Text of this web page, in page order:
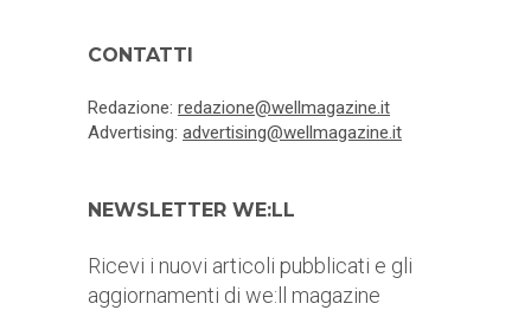
CONTATTI
Redazione: redazione@wellmagazine.it
Advertising: advertising@wellmagazine.it
NEWSLETTER WE:LL
Ricevi i nuovi articoli pubblicati e gli
aggiornamenti di we:ll magazine